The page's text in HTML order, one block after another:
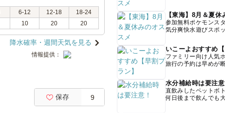
6-12 12-18
18-24
10 20 20
降水確率・週間天気を見る
情報提供：
保存 9
【東海】8月＆夏休
参加無料ポケモンス
気分爽快水遊びスポ
いこーよおすすめ【
ファミリー向け人気
旅行の予約は早めが
水分補給時は要注意
直飲みしたペットボト
何日後まで飲んでも